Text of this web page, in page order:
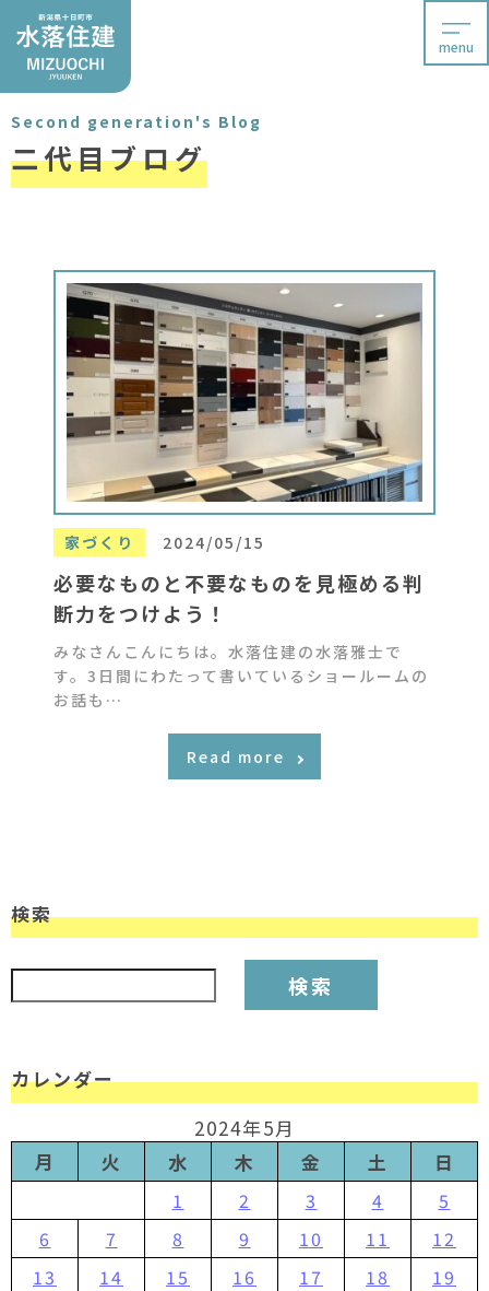
menu
Second generation's Blog
二代目ブログ
家づくり 2024/05/15
必要なものと不要なものを見極める判
断力をつけよう！
みなさんこんにちは。水落住建の水落雅士で
す。3日間にわたって書いているショールームの
お話も…
Read more
検索
検索:
カレンダー
2024年5月
月
火 水 木 金 土 日
1 2 3 4
5
6
7 8 9 10 11
12
13
14 15 16 17 18
19